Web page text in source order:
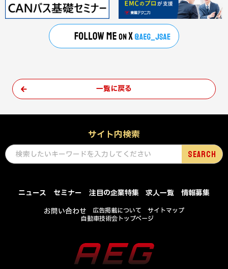
一覧に戻る
サイト内検索
ニュース セミナー 注目の企業特集 求人一覧
情報募集
お問い合わせ
広告掲載について
サイトマップ
自動車技術会トップページ